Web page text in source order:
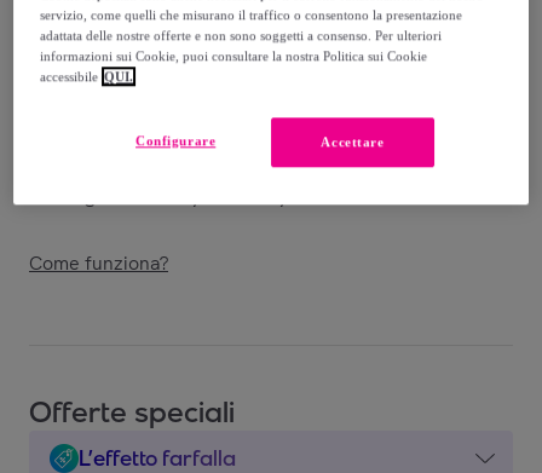
Consegna
Spedizione gratuita
Come funziona?
Offerte speciali
L’effetto farfalla
servizio, come quelli che misurano il traffico o consentono la presentazione
adattata delle nostre offerte e non sono soggetti a consenso. Per ulteriori
informazioni sui Cookie, puoi consultare la nostra Politica sui Cookie
accessibile QUI.
Accettare
Configurare